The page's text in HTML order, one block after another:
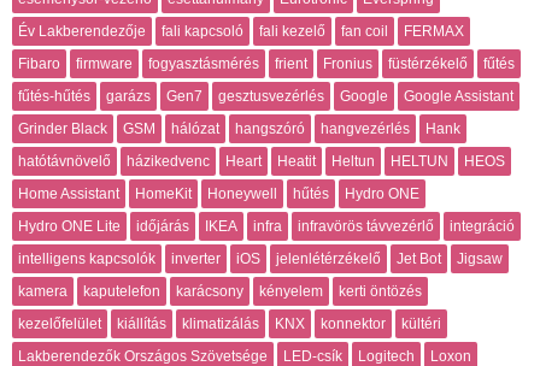
Év Lakberendezője
fali kapcsoló fali kezelő fan coil
FERMAX
Fibaro
firmware fogyasztásmérés frient Fronius füstérzékelő
fűtés
fűtés-hűtés
garázs Gen7 gesztusvezérlés Google
Google Assistant
Grinder Black
GSM hálózat hangszóró hangvezérlés
Hank
hatótávnövelő
házikedvenc Heart Heatit Heltun HELTUN
HEOS
Home Assistant
HomeKit Honeywell hűtés
Hydro ONE
Hydro ONE Lite
időjárás IKEA infra infravörös távvezérlő
integráció
intelligens kapcsolók
inverter iOS jelenlétérzékelő Jet Bot
Jigsaw
kamera
kaputelefon karácsony kényelem
kerti öntözés
kezelőfelület
kiállítás klimatizálás KNX konnektor
kültéri
Lakberendezők Országos Szövetsége
LED-csík Logitech
Loxon